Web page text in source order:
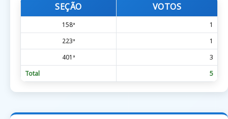
SEÇÃO VOTOS
158ª
1
223ª
1
401ª
3
Total
5